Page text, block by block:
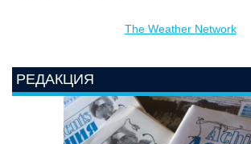
The Weather Network
РЕДАКЦИЯ